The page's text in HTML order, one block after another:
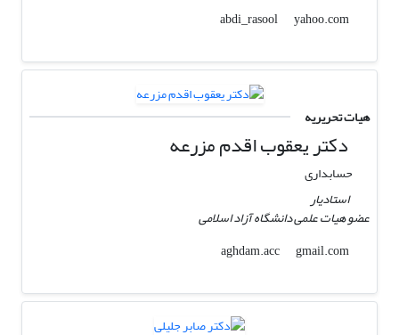
abdi_rasool
yahoo.com
هیات تحریریه
دکتر یعقوب اقدم مزرعه
حسابداری
استادیار
عضو هیات علمی دانشگاه آزاد اسلامی
aghdam.acc
gmail.com